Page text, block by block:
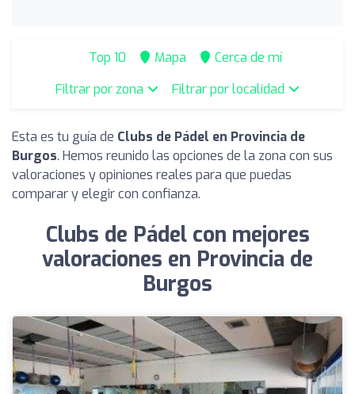
Top 10 Mapa
Cerca de mí
Filtrar por zona
Filtrar por localidad
Esta es tu guía de Clubs de Pádel en Provincia de
Burgos. Hemos reunido las opciones de la zona con sus
valoraciones y opiniones reales para que puedas
comparar y elegir con confianza.
Clubs de Pádel con mejores
valoraciones en Provincia de
Burgos